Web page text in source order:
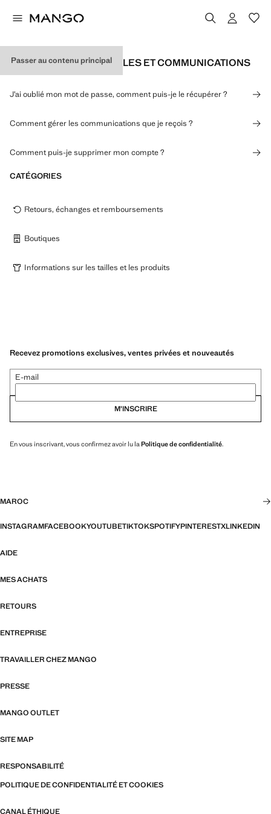
Passer au contenu principal
DONNÉES PERSONNELLES ET COMMUNICATIONS
J’ai oublié mon mot de passe, comment puis-je le récupérer ?
Comment gérer les communications que je reçois ?
Comment puis-je supprimer mon compte ?
CATÉGORIES
Retours, échanges et remboursements
Boutiques
Informations sur les tailles et les produits
Recevez promotions exclusives, ventes privées et nouveautés
E-mail
M’INSCRIRE
En vous inscrivant, vous confirmez avoir lu la Politique de confidentialité.
MAROC
INSTAGRAMFACEBOOKYOUTUBETIKTOKSPOTIFYPINTERESTXLINKEDIN
AIDE
MES ACHATS
RETOURS
ENTREPRISE
TRAVAILLER CHEZ MANGO
PRESSE
MANGO OUTLET
SITE MAP
RESPONSABILITÉ
POLITIQUE DE CONFIDENTIALITÉ ET COOKIES
CANAL ÉTHIQUE